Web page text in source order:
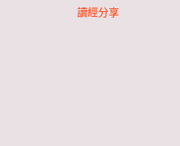
讀經分享